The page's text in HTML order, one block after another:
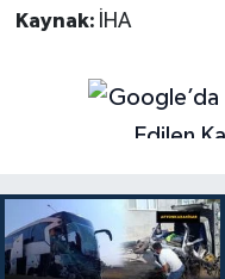
Kaynak: İHA